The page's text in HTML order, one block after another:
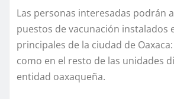
Las personas interesadas podrán
puestos de vacunación instalados
principales de la ciudad de Oaxaca:
como en el resto de las unidades
entidad oaxaqueña.